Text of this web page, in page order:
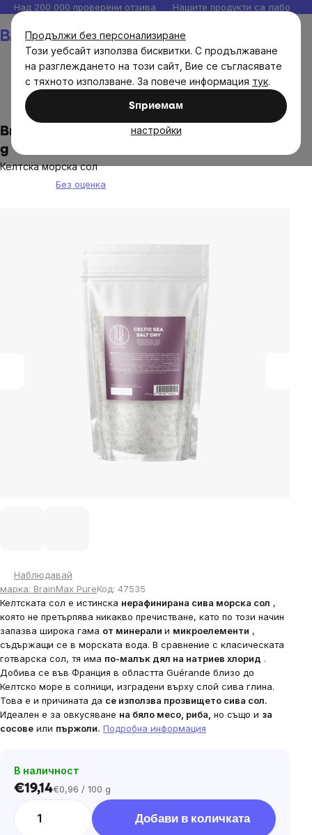
Продължи без персонализиране
Този уебсайт използва бисквитки. С продължаване
на разглеждането на този сайт, Вие се съгласявате
с тяхното използване. За повече информация тук.
Sпpиeмaм
настройки
Прескочи
към
съдържанието
Над 200 000 проверени отзива Нашите продукти са
Хранителни продукти Сосове, подправки, овкусители
BrainMax Pure® Celtic Sea Salt, суха, 2000
g
Келтска морска сол
Без оценка
Наблюдавай
марка: BrainMax PureКод: 47535
Келтската сол е истинска нерафинирана сива морска сол ,
която не претърпява никакво пречистване, като по този начин
запазва широка гама от минерали и микроелементи ,
съдържащи се в морската вода. В сравнение с класическата
готварска сол, тя има по-малък дял на натриев хлорид .
Добива се във Франция в областта Guérande близо до
Келтско море в солници, изградени върху слой сива глина.
Това е и причината да се използва прозвището сива сол.
Идеален е за овкусяване на бяло месо, риба, но също и за
сосове или пържоли. Подробна информация
В наличност
€19,14Цена
€0,96 / 100 g
Добави в количката